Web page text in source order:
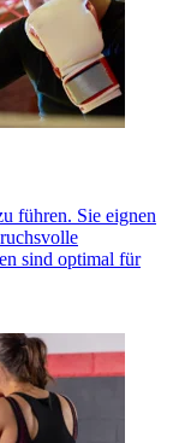
führen. Sie eignen
sind optimal für